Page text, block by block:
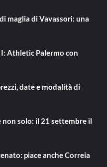
maglia di Vavassori: una
Athletic Palermo con
date e modalità di
solo: il 21 settembre il
piace anche Correia